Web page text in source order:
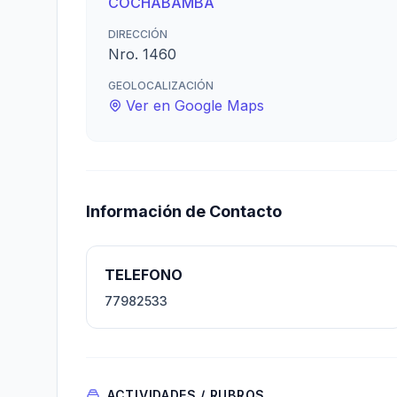
DIRECCIÓN
Nro. 1460
GEOLOCALIZACIÓN
Ver en Google Maps
Información de Contacto
TELEFONO
77982533